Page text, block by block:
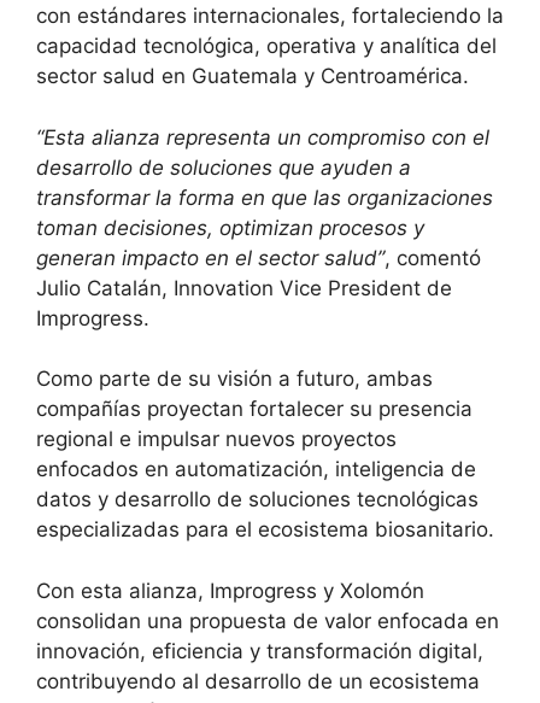
con estándares internacionales, fortaleciendo la
capacidad tecnológica, operativa y analítica del
sector salud en Guatemala y Centroamérica.
“Esta alianza representa un compromiso con el
desarrollo de soluciones que ayuden a
transformar la forma en que las organizaciones
toman decisiones, optimizan procesos y
generan impacto en el sector salud”, comentó
Julio Catalán, Innovation Vice President de
Improgress.
Como parte de su visión a futuro, ambas
compañías proyectan fortalecer su presencia
regional e impulsar nuevos proyectos
enfocados en automatización, inteligencia de
datos y desarrollo de soluciones tecnológicas
especializadas para el ecosistema biosanitario.
Con esta alianza, Improgress y Xolomón
consolidan una propuesta de valor enfocada en
innovación, eficiencia y transformación digital,
contribuyendo al desarrollo de un ecosistema